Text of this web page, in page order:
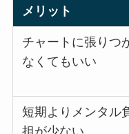
メリット
チャートに張りつ
なくてもいい
短期よりメンタル
担が少ない